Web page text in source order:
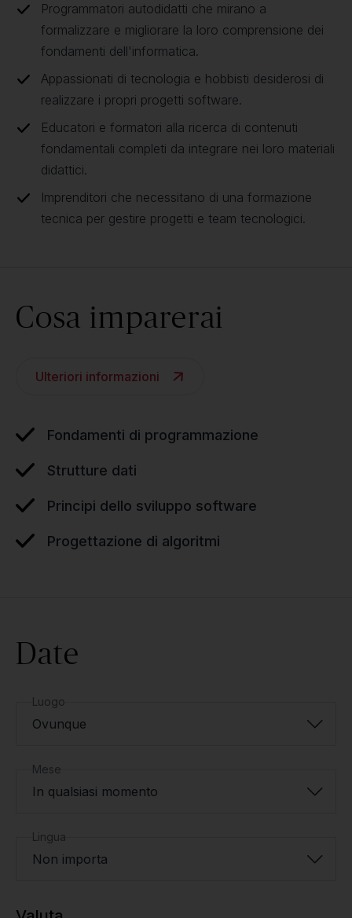
Programmatori autodidatti che mirano a
formalizzare e migliorare la loro comprensione dei
fondamenti dell'informatica.
Appassionati di tecnologia e hobbisti desiderosi di
realizzare i propri progetti software.
Educatori e formatori alla ricerca di contenuti
fondamentali completi da integrare nei loro materiali
didattici.
Imprenditori che necessitano di una formazione
tecnica per gestire progetti e team tecnologici.
Cosa imparerai
Ulteriori informazioni
Fondamenti di programmazione
Strutture dati
Principi dello sviluppo software
Progettazione di algoritmi
Date
Luogo
Ovunque
Mese
In qualsiasi momento
Lingua
Non importa